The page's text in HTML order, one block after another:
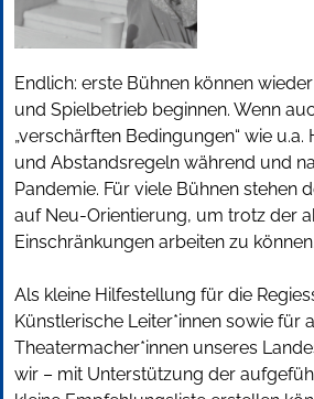
Endlich: erste Bühnen können
und Spielbetrieb beginnen. Wenn
„verschärften Bedingungen“ wie
und Abstandsregeln während und
Pandemie. Für viele Bühnen stehen
auf Neu-Orientierung, um trotz der
Einschränkungen arbeiten zu können.
Als kleine Hilfestellung für die
Künstlerische Leiter*innen sowie für
Theatermacher*innen unseres
wir – mit Unterstützung der